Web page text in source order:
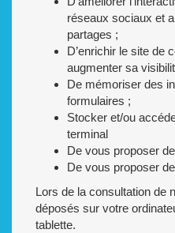
réseaux sociaux et
partages ;
D’enrichir le site de
augmenter sa
De mémoriser des
formulaires ;
Stocker et/ou
terminal
De vous proposer
De vous proposer
Lors de la consultation de
déposés sur votre
tablette.